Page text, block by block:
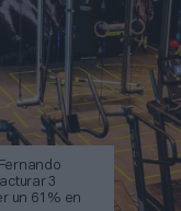
3
un 61% en